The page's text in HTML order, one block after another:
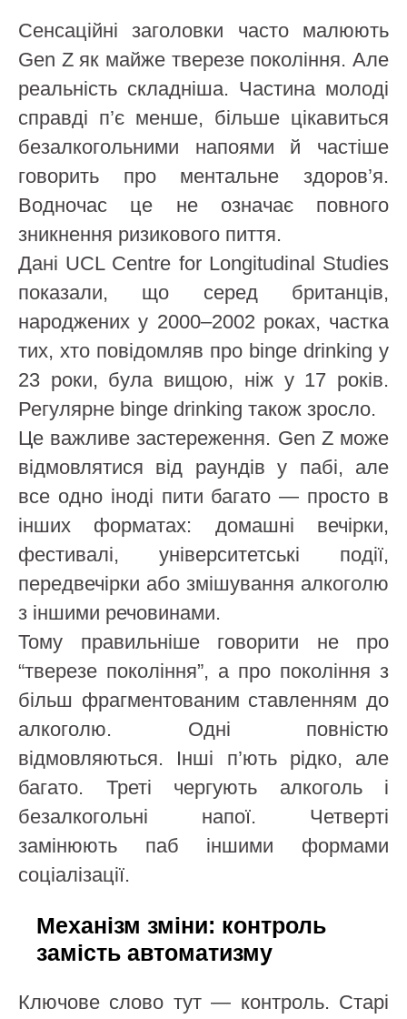
Сенсаційні заголовки часто малюють
Gen Z як майже тверезе покоління. Але
реальність складніша. Частина молоді
справді п’є менше, більше цікавиться
безалкогольними напоями й частіше
говорить про ментальне здоров’я.
Водночас це не означає повного
зникнення ризикового пиття.
Дані UCL Centre for Longitudinal Studies
показали, що серед британців,
народжених у 2000–2002 роках, частка
тих, хто повідомляв про binge drinking у
23 роки, була вищою, ніж у 17 років.
Регулярне binge drinking також зросло.
Це важливе застереження. Gen Z може
відмовлятися від раундів у пабі, але
все одно іноді пити багато — просто в
інших форматах: домашні вечірки,
фестивалі, університетські події,
передвечірки або змішування алкоголю
з іншими речовинами.
Тому правильніше говорити не про
“тверезе покоління”, а про покоління з
більш фрагментованим ставленням до
алкоголю. Одні повністю
відмовляються. Інші п’ють рідко, але
багато. Треті чергують алкоголь і
безалкогольні напої. Четверті
замінюють паб іншими формами
соціалізації.
Механізм зміни: контроль
замість автоматизму
Ключове слово тут — контроль. Старі